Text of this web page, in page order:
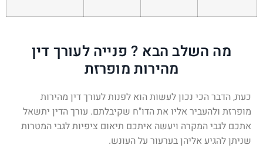
מה השלב הבא ? פנייה לעורך דין
מהירות מופרזת
כעת, הדבר הכי נכון לעשות הוא לפנות לעורך דין מהירות
מופרזת ולהעביר אליו את הדו"ח שקיבלתם. עורך הדין יתשאל
אתכם לגבי המקרה ויעשה איתכם תיאום ציפיות לגבי המטרות
שניתן להגיע אליהן בערעור על העונש.